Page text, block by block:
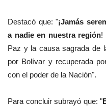
Destacó que: "¡Jamás
a nadie en nuestra región!
Paz y la causa sagrada de
por Bolívar y recuperada
con el poder de la Nación".
Para concluir subrayó que: "